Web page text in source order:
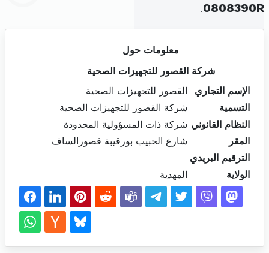
0808390R
.
معلومات حول
شركة القصور للتجهيزات الصحية
الإسم التجاري
القصور للتجهيزات الصحية
التسمية
شركة القصور للتجهيزات الصحية
النظام القانوني شركة ذات المسؤولية المحدودة
المقر
شارع الحبيب بورقيبة قصورالساف
الترقيم البريدي
الولاية
المهدية